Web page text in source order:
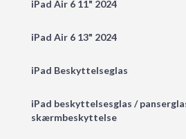
iPad Air 6 11" 2024
iPad Air 6 13" 2024
iPad Beskyttelseglas
iPad beskyttelsesglas /
skærmbeskyttelse